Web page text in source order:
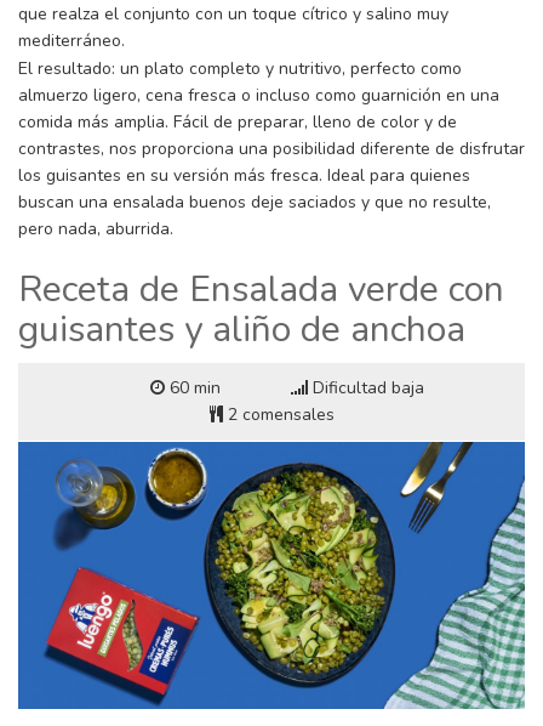
que realza el conjunto con un toque cítrico y salino muy
mediterráneo.
El resultado: un plato completo y nutritivo, perfecto como
almuerzo ligero, cena fresca o incluso como guarnición en una
comida más amplia. Fácil de preparar, lleno de color y de
contrastes, nos proporciona una posibilidad diferente de disfrutar
los guisantes en su versión más fresca. Ideal para quienes
buscan una ensalada buenos deje saciados y que no resulte,
pero nada, aburrida.
Receta de Ensalada verde con
guisantes y aliño de anchoa
60 min
Dificultad baja
2 comensales